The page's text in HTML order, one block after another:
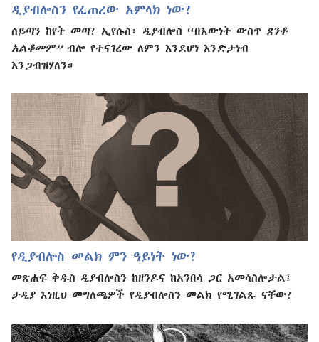
ዲያብሎስን የፈጠረው አምላክ ነው?
ሰይጣን ከየት መጣ? ኢየሱስ፣ ዲያብሎስ “በእውነት ውስጥ ጸንቶ
አልቆመም”ብሎ የተናገረው ለምን እንደሆነ እንድታነብ
እንጋብዝሃለን።
የዲያብሎስ መልክ ምን ዓይነት ነው?
መጽሐፍ ቅዱስ ዲያብሎስን ከዘንዶና ከአንበሳ ጋር አመሳስሎታል፤
ታዲያ እነዚህ መግለጫዎች የዲያብሎስን መልክ የሚገልጹ ናቸው?